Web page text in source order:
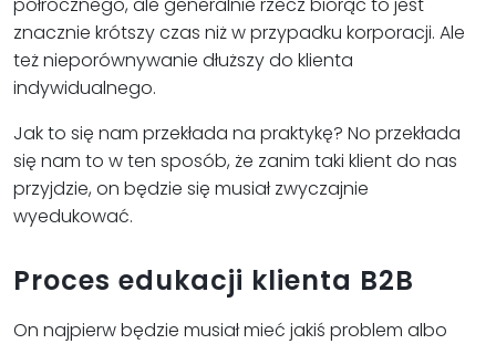
znacznie krótszy czas niż w przypadku korporacji. Ale
też nieporównywanie dłuższy do klienta
indywidualnego.
Jak to się nam przekłada na praktykę? No przekłada
się nam to w ten sposób, że zanim taki klient do nas
przyjdzie, on będzie się musiał zwyczajnie
wyedukować.
Proces edukacji klienta B2B
On najpierw będzie musiał mieć jakiś problem albo